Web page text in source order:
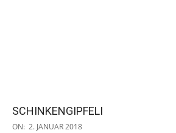
SCHINKENGIPFELI
2018-
ON: 2. JANUAR 2018